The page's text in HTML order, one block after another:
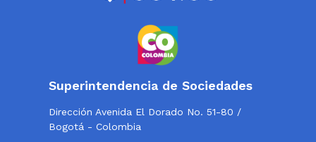
Superintendencia de Sociedades
Dirección Avenida El Dorado No. 51-80 /
Bogotá - Colombia